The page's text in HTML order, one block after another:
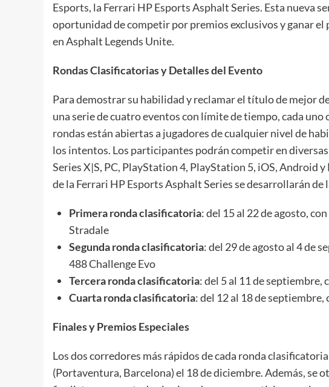
Esports, la Ferrari HP Esports Asphalt Series. Esta nueva
oportunidad de competir por premios exclusivos y ganar
en Asphalt Legends Unite.
Rondas Clasificatorias y Detalles del Evento
Para demostrar su habilidad y reclamar el título de mejor
una serie de cuatro eventos con límite de tiempo, cada
rondas están abiertas a jugadores de cualquier nivel de
los intentos. Los participantes podrán competir en
Series X|S, PC, PlayStation 4, PlayStation 5, iOS, Android
de la Ferrari HP Esports Asphalt Series se desarrollarán de
Primera ronda clasificatoria: del 15 al 22 de agosto,
Stradale
Segunda ronda clasificatoria: del 29 de agosto al 4 de
488 Challenge Evo
Tercera ronda clasificatoria: del 5 al 11 de septiembre,
Cuarta ronda clasificatoria: del 12 al 18 de
Finales y Premios Especiales
Los dos corredores más rápidos de cada ronda
(Portaventura, Barcelona) el 18 de diciembre. Además, se